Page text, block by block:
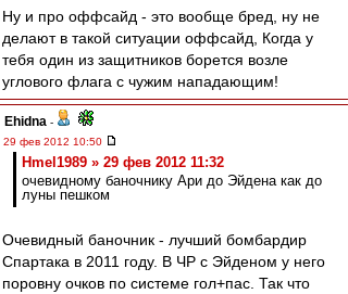
Ну и про оффсайд - это вообще бред, ну не
делают в такой ситуации оффсайд, Когда у
тебя один из защитников борется возле
углового флага с чужим нападающим!
Ehidna -
29 фев 2012 10:50
Hmel1989 » 29 фев 2012 11:32
очевидному баночнику Ари до Эйдена как до
луны пешком
Очевидный баночник - лучший бомбардир
Спартака в 2011 году. В ЧР с Эйденом у него
поровну очков по системе гол+пас. Так что